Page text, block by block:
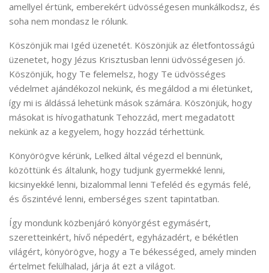
amellyel értünk, emberekért üdvösségesen munkálkodsz, és
soha nem mondasz le rólunk.
Köszönjük mai Igéd üzenetét. Köszönjük az életfontosságú
üzenetet, hogy Jézus Krisztusban lenni üdvösségesen jó.
Köszönjük, hogy Te felemelsz, hogy Te üdvösséges
védelmet ajándékozol nekünk, és megáldod a mi életünket,
így mi is áldássá lehetünk mások számára. Köszönjük, hogy
másokat is hívogathatunk Tehozzád, mert megadatott
nekünk az a kegyelem, hogy hozzád térhettünk.
Könyörögve kérünk, Lelked által végezd el bennünk,
közöttünk és általunk, hogy tudjunk gyermekké lenni,
kicsinyekké lenni, bizalommal lenni Tefeléd és egymás felé,
és őszintévé lenni, emberséges szent tapintatban.
Így mondunk közbenjáró könyörgést egymásért,
szeretteinkért, hívő népedért, egyházadért, e békétlen
világért, könyörögve, hogy a Te békességed, amely minden
értelmet felülhalad, járja át ezt a világot.